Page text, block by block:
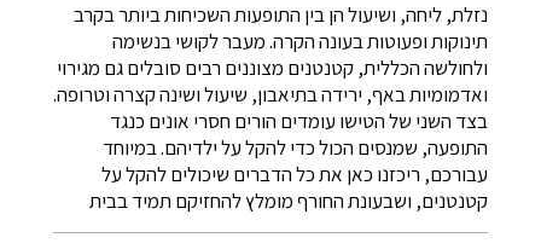
נזלת, ליחה, ושיעול הן בין התופעות השכיחות ביותר בקרב
תינוקות ופעוטות בעונה הקרה. מעבר לקושי בנשימה
ולחולשה הכללית, קטנטנים מצוננים רבים סובלים גם מגירוי
ואדמומיות באף, ירידה בתיאבון, שיעול ושינה קצרה וטרופה.
בצד השני של הטישו עומדים הורים חסרי אונים כנגד
התופעה, שמנסים הכול כדי להקל על ילדיהם. במיוחד
עבורכם, ריכזנו כאן את כל הדברים שיכולים להקל על
קטנטנים, ושבעונת החורף מומלץ להחזיקם תמיד בבית